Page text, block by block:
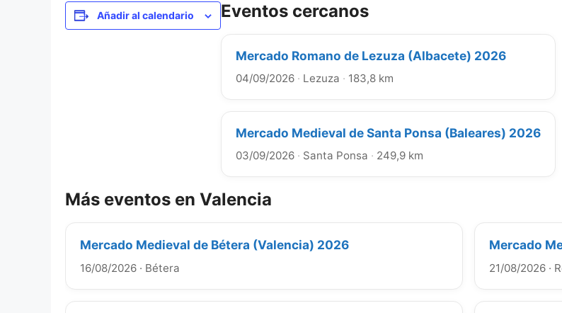
Añadir al calendario Eventos cercanos
Mercado Romano de Lezuza (Albacete) 2026
04/09/2026 · Lezuza · 183,8 km
Mercado Medieval de Santa Ponsa (Baleares) 2026
03/09/2026 · Santa Ponsa · 249,9 km
Más eventos en Valencia
Mercado Medieval de Bétera (Valencia) 2026
16/08/2026 · Bétera
Mercado
21/08/2026 ·